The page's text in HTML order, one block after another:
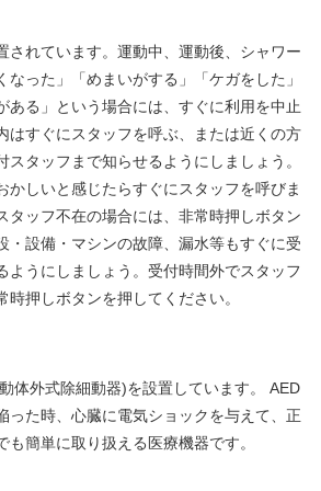
されています。運動中、運動後、シャワー
なった」「めまいがする」「ケガをした」
ある」という場合には、すぐに利用を中止
はすぐにスタッフを呼ぶ、または近くの方
スタッフまで知らせるようにしましょう。
かしいと感じたらすぐにスタッフを呼びま
タッフ不在の場合には、非常時押しボタン
・設備・マシンの故障、漏水等もすぐに受
ようにしましょう。受付時間外でスタッフ
押しボタンを押してください。
体外式除細動器)を設置しています。 AED
った時、心臓に電気ショックを与えて、正
簡単に取り扱える医療機器です。